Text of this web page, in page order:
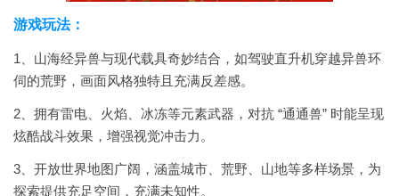
游戏玩法：
1、山海经异兽与现代载具奇妙结合，如驾驶直升机穿越异兽环
伺的荒野，画面风格独特且充满反差感。
2、拥有雷电、火焰、冰冻等元素武器，对抗 “通通兽” 时能呈现
炫酷战斗效果，增强视觉冲击力。
3、开放世界地图广阔，涵盖城市、荒野、山地等多样场景，为
探索提供充足空间，充满未知性。